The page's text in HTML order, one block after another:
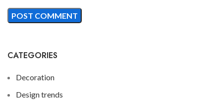
CATEGORIES
Decoration
Design trends